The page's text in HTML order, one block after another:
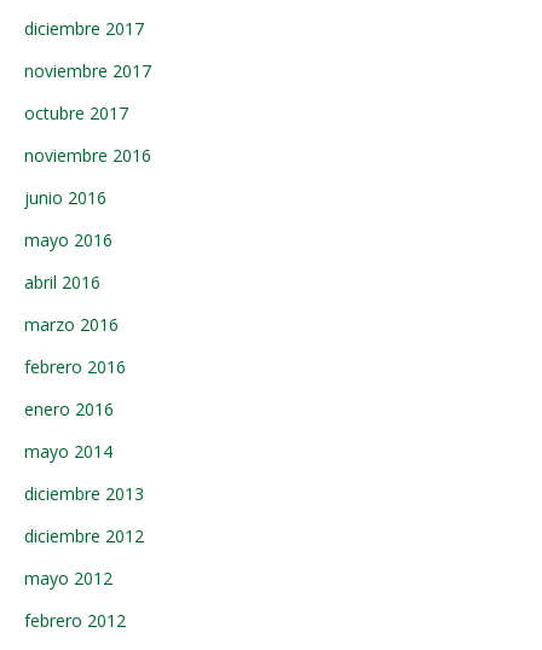
diciembre 2017
noviembre 2017
octubre 2017
noviembre 2016
junio 2016
mayo 2016
abril 2016
marzo 2016
febrero 2016
enero 2016
mayo 2014
diciembre 2013
diciembre 2012
mayo 2012
febrero 2012